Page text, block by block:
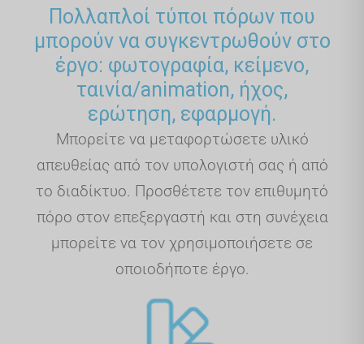
Πολλαπλοί τύποι πόρων που
μπορούν να συγκεντρωθούν στο
έργο: φωτογραφία, κείμενο,
ταινία/animation, ήχος,
ερώτηση, εφαρμογή.
Μπορείτε να μεταφορτώσετε υλικό
απευθείας από τον υπολογιστή σας ή από
το διαδίκτυο. Προσθέτετε τον επιθυμητό
πόρο στον επεξεργαστή και στη συνέχεια
μπορείτε να τον χρησιμοποιήσετε σε
οποιοδήποτε έργο.